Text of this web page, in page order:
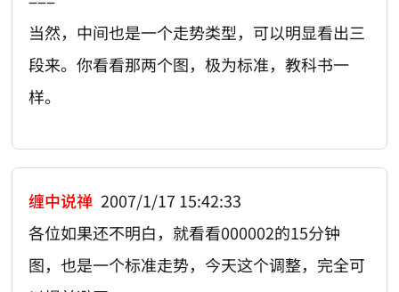
当然，中间也是一个走势类型，可以明显看出三
段来。你看看那两个图，极为标准，教科书一
样。
缠中说禅 2007/1/17 15:42:33
各位如果还不明白，就看看000002的15分钟
图，也是一个标准走势，今天这个调整，完全可